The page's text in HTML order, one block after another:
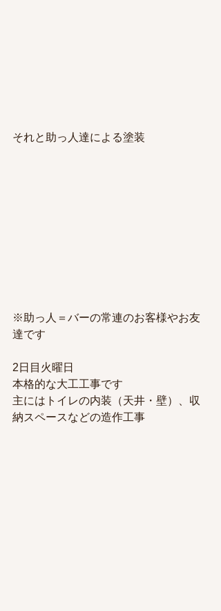
それと助っ人達による塗装
※助っ人＝バーの常連のお客様やお友
達です
2日目火曜日
本格的な大工工事です
主にはトイレの内装（天井・壁）、収
納スペースなどの造作工事